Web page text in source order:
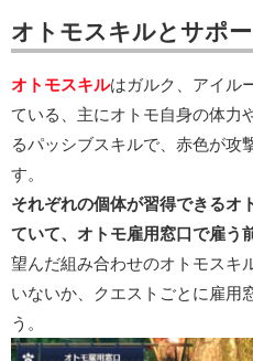
オトモスキルとサポ
オトモスキルはガルク、アイル
ている、主にオトモ自身の体力
るパッシブスキルで、赤色が攻
す。
それぞれの個体が習得できるオ
ていて、オトモ雇用窓口で雇う
望んだ組み合わせのオトモスキ
いないか、クエストごとに雇用
う。